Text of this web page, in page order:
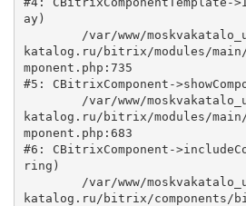
ay)
katalog.ru/bitrix/modules/
mponent.php:735
#5: CBitrixComponent-
katalog.ru/bitrix/modules/
mponent.php:683
#6: CBitrixComponent-
ring)
katalog.ru/bitrix/components/